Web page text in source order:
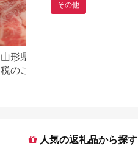
山形県 米沢市のふるさと納
税のご紹介
その他
人気の返礼品から探す